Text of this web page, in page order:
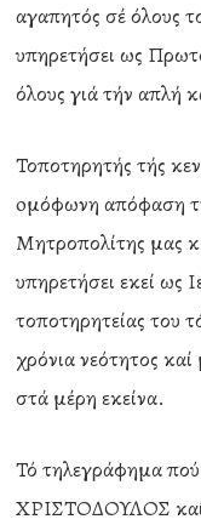
αγαπητός σέ όλους
υπηρετήσει ως
όλους γιά τήν απλή
Τοποτηρητής τής
oμόφωνη απόφαση
Μητροπολίτης μας
υπηρετήσει εκεί ως
τοποτηρητείας του
χρόνια νεότητος
στά μέρη εκείνα.
Τό τηλεγράφημα
ΧΡΙΣΤΟΔΟΥΛΟΣ καί